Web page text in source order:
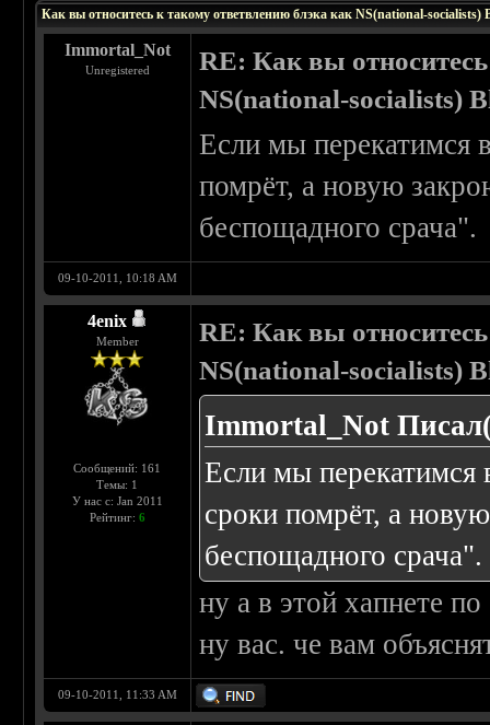
Как вы относитесь к такому ответвлению блэка как NS(national-socialists)
Immortal_Not
Unregistered
RE: Как вы
NS(national-socialists)
Если мы перекатимся
помрёт, а новую
беспощадного срача".
09-10-2011, 10:18 AM
4enix
Member
Сообщений: 161
Темы: 1
У нас с: Jan 2011
Рейтинг: 6
RE: Как вы
NS(national-socialists)
Immortal_Not
Если мы перекатимся
сроки помрёт, а
беспощадного срача".
ну а в этой хапнете
ну вас. че вам
09-10-2011, 11:33 AM